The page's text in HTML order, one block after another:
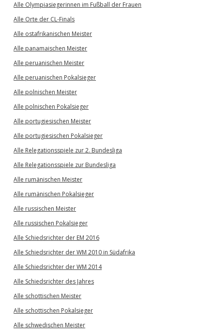
Alle Olympiasiegerinnen im Fußball der Frauen
Alle Orte der CL-Finals
Alle ostafrikanischen Meister
Alle panamaischen Meister
Alle peruanischen Meister
Alle peruanischen Pokalsieger
Alle polnischen Meister
Alle polnischen Pokalsieger
Alle portugiesischen Meister
Alle portugiesischen Pokalsieger
Alle Relegationsspiele zur 2. Bundesliga
Alle Relegationsspiele zur Bundesliga
Alle rumänischen Meister
Alle rumänischen Pokalsieger
Alle russischen Meister
Alle russischen Pokalsieger
Alle Schiedsrichter der EM 2016
Alle Schiedsrichter der WM 2010 in Südafrika
Alle Schiedsrichter der WM 2014
Alle Schiedsrichter des Jahres
Alle schottischen Meister
Alle schottischen Pokalsieger
Alle schwedischen Meister